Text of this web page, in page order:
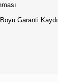
Garanti Kaydı